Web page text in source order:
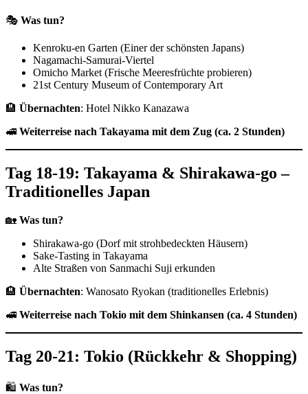
🎭 Was tun?
Kenroku-en Garten (Einer der schönsten Japans)
Nagamachi-Samurai-Viertel
Omicho Market (Frische Meeresfrüchte probieren)
21st Century Museum of Contemporary Art
🏨 Übernachten: Hotel Nikko Kanazawa
🚅 Weiterreise nach Takayama mit dem Zug (ca. 2 Stunden)
Tag 18-19: Takayama & Shirakawa-go –
Traditionelles Japan
🏡 Was tun?
Shirakawa-go (Dorf mit strohbedeckten Häusern)
Sake-Tasting in Takayama
Alte Straßen von Sanmachi Suji erkunden
🏨 Übernachten: Wanosato Ryokan (traditionelles Erlebnis)
🚅 Weiterreise nach Tokio mit dem Shinkansen (ca. 4 Stunden)
Tag 20-21: Tokio (Rückkehr & Shopping)
🛍 Was tun?